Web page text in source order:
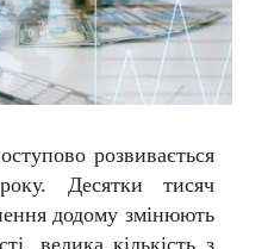
розвивається
Десятки тисяч
додому змінюють
велика кількість з